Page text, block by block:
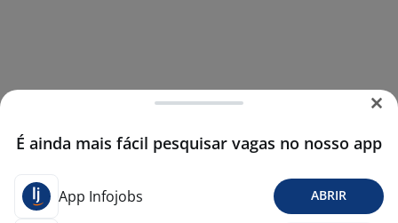
É ainda mais fácil pesquisar vagas no nosso app
App Infojobs ABRIR